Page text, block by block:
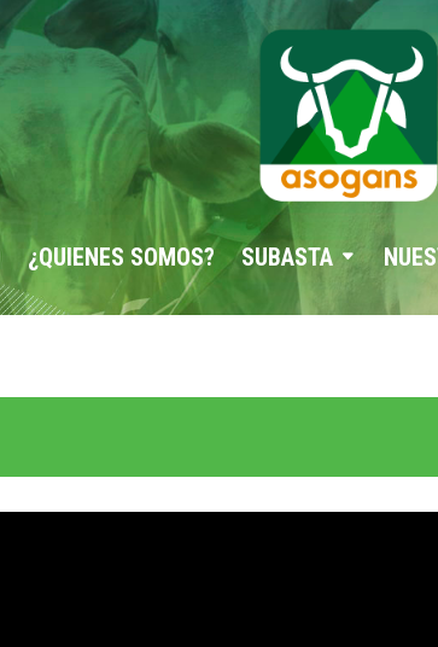
¿QUIENES SOMOS? SUBASTA